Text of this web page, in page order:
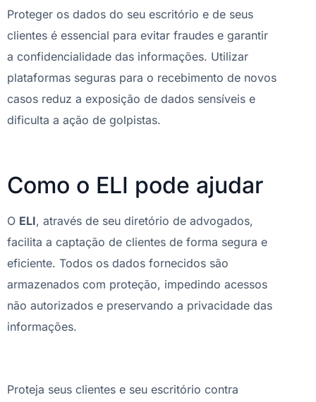
Proteger os dados do seu escritório e de seus
clientes é essencial para evitar fraudes e garantir
a confidencialidade das informações. Utilizar
plataformas seguras para o recebimento de novos
casos reduz a exposição de dados sensíveis e
dificulta a ação de golpistas.
Como o ELI pode ajudar
O ELI, através de seu diretório de advogados,
facilita a captação de clientes de forma segura e
eficiente. Todos os dados fornecidos são
armazenados com proteção, impedindo acessos
não autorizados e preservando a privacidade das
informações.
Proteja seus clientes e seu escritório contra